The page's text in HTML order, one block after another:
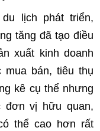
lịch phát triển,
tăng đã tạo điều
xuất kinh doanh
bán, tiêu thụ
kê cụ thể nhưng
đơn vị hữu quan,
thể cao hơn rất